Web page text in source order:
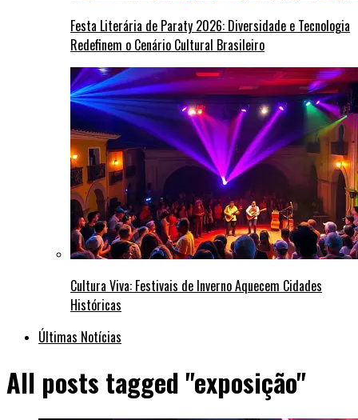
Festa Literária de Paraty 2026: Diversidade e Tecnologia
Redefinem o Cenário Cultural Brasileiro
Cultura Viva: Festivais de Inverno Aquecem Cidades
Históricas
Últimas Notícias
All posts tagged "exposição"